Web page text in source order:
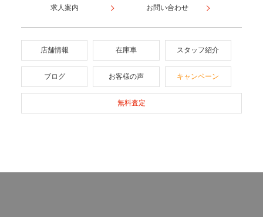
求人案内 お問い合わせ
店舗情報 在庫車 スタッフ紹介
ブログ お客様の声 キャンペーン
無料査定